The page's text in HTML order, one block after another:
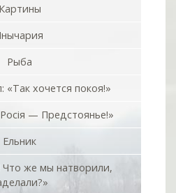
Картины
Рыба
«Так хочется покоя!»
— Предстоянье!»
Ельник
же мы натворили,